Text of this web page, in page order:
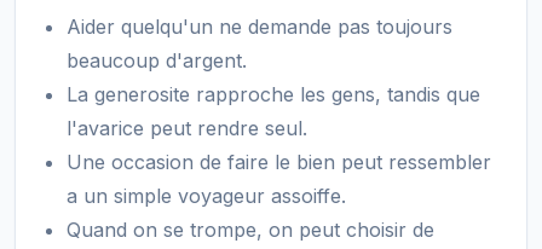
Aider quelqu'un ne demande pas toujours
beaucoup d'argent.
La generosite rapproche les gens, tandis que
l'avarice peut rendre seul.
Une occasion de faire le bien peut ressembler
a un simple voyageur assoiffe.
Quand on se trompe, on peut choisir de